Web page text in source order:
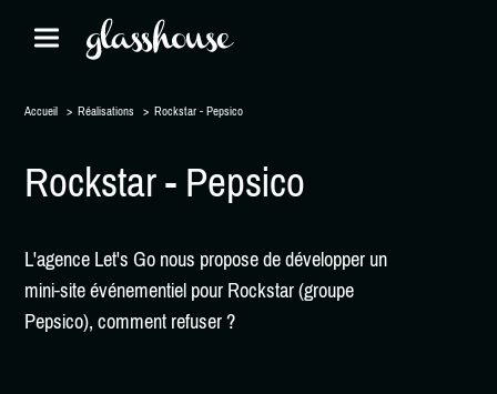
Accueil Réalisations Rockstar - Pepsico
Rockstar - Pepsico
L'agence Let's Go nous propose de développer un
mini-site événementiel pour Rockstar (groupe
Pepsico), comment refuser ?